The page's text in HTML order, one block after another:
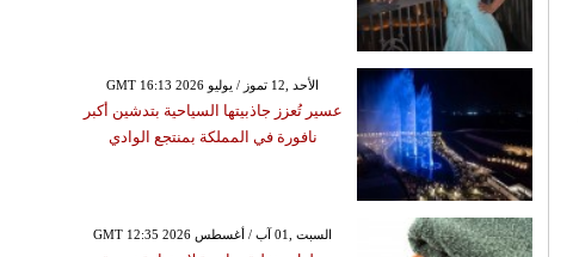
GMT 16:13 2026 الأحد ,12 تموز / يوليو
عسير تُعزز جاذبيتها السياحية بتدشين أكبر
نافورة في المملكة بمنتجع الوادي
GMT 12:35 2026 السبت ,01 آب / أغسطس